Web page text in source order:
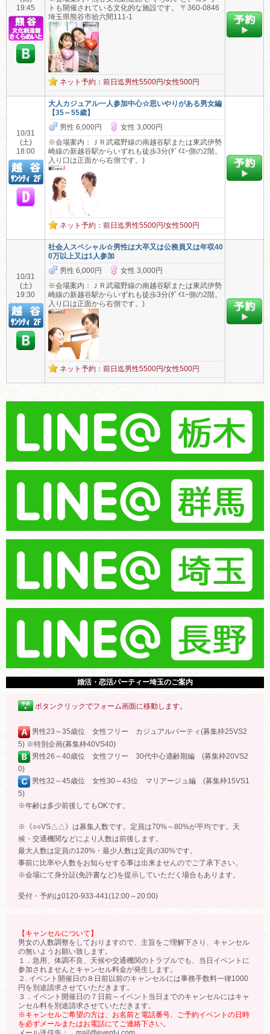
19:45
トも開催されている文化的な施設です。 〒360-0846
埼玉県熊谷市拾六間111-1
ネット予約：前日迄男性5500円/女性500円
10/31
(土)
18:00
大人カジュアル一人参加中心☆思いやりがある男女編
【35～55歳】
男性 6,000円
女性 3,000円
※会場案内：ＪＲ武蔵野線の南越谷駅または東武伊勢
崎線の新越谷駅からいずれも徒歩3分(ﾀﾞｲｴｰ側の2階。
入り口は正面から右側です。)
ネット予約：前日迄男性5500円/女性500円
10/31
(土)
19:30
社会人スペシャル☆男性は大卒又は公務員又は年収40
0万以上又は1人参加
男性 6,000円
女性 3,000円
※会場案内：ＪＲ武蔵野線の南越谷駅または東武伊勢
崎線の新越谷駅からいずれも徒歩3分(ﾀﾞｲｴｰ側の2階。
入り口は正面から右側です。)
ネット予約：前日迄男性5500円/女性500円
婚活・恋活パーティー埼玉のご案内
ボタンクリックでフォーム画面に移動します。
男性23～35歳位 女性フリー カジュアルパーティ(募集枠25VS2
5) ※特別企画(募集枠40VS40)
男性26～40歳位 女性フリー 30代中心適齢期編 (募集枠20VS2
0)
男性32～45歳位 女性30～43位 マリアージュ編 (募集枠15VS1
5)
※年齢は多少前後してもOKです。
※《○○VS△△》は募集人数です。定員は70%～80%が平均です。天
候・交通機関などにより人数は前後します。
最大人数は定員の120%・最少人数は定員の30%です。
事前に比率や人数をお知らせする事は出来ませんのでご了承下さい。
※会場にて身分証(免許書など)を提示していただく場合もあります。
受付・予約は0120-933-441(12:00～20:00)
【キャンセルについて】
男女の人数調整をしておりますので、主旨をご理解下さり、キャンセル
の無いようお願い致します。
１．急用、体調不良、天候や交通機関のトラブルでも、当日イベントに
参加されませんとキャンセル料金が発生します。
２. イベント開催日の８日前以前のキャンセルには事務手数料一律1000
円を別途請求させていただきます。
３．イベント開催日の７日前～イベント当日までのキャンセルにはキャ
ンセル料を別途請求させていただきます。
※キャンセルご希望の方は、お名前と電話番号、ご予約イベントの日時
を必ずメールまたはお電話にてご連絡下さい。